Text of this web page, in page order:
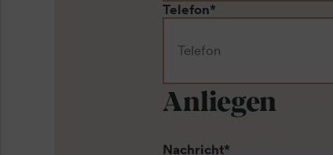
Telefon*
Anliegen
Nachricht*